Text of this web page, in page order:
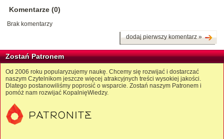
Komentarze (0)
Brak komentarzy
dodaj pierwszy komentarz »
Zostań Patronem
Od 2006 roku popularyzujemy naukę. Chcemy się rozwijać i dostarczać
naszym Czytelnikom jeszcze więcej atrakcyjnych treści wysokiej jakości.
Dlatego postanowiliśmy poprosić o wsparcie. Zostań naszym Patronem i
pomóż nam rozwijać KopalnięWiedzy.